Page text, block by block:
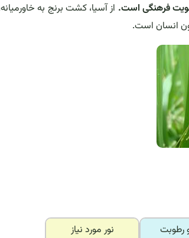
فرهنگی است. از آسیا، کشت برنج به خاورمیانه،
انسان است.
نور مورد نياز رطوبت